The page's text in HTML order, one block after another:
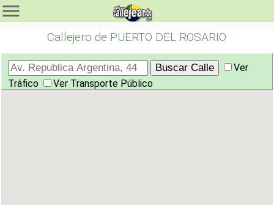
Callejero de PUERTO DEL ROSARIO
Ver
Tráfico
Ver Transporte Público